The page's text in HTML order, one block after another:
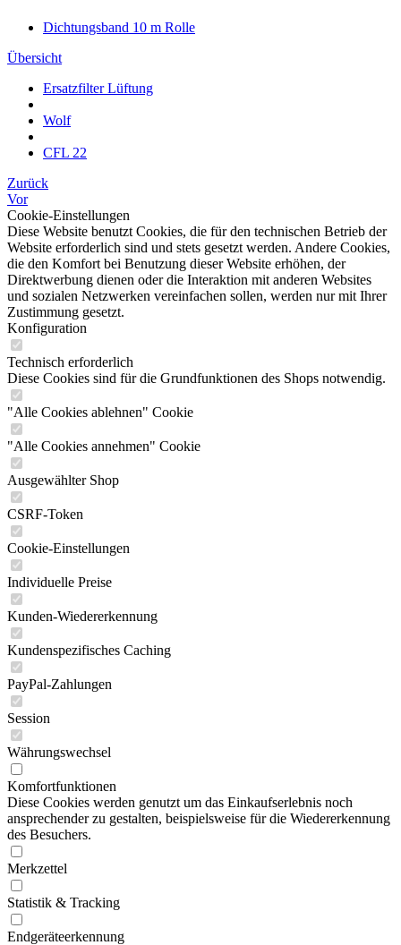
Dichtungsband 10 m Rolle
Übersicht
Ersatzfilter Lüftung
Wolf
CFL 22
Zurück
Vor
Cookie-Einstellungen
Diese Website benutzt Cookies, die für den technischen Betrieb der
Website erforderlich sind und stets gesetzt werden. Andere Cookies,
die den Komfort bei Benutzung dieser Website erhöhen, der
Direktwerbung dienen oder die Interaktion mit anderen Websites
und sozialen Netzwerken vereinfachen sollen, werden nur mit Ihrer
Zustimmung gesetzt.
Konfiguration
Technisch erforderlich
Diese Cookies sind für die Grundfunktionen des Shops notwendig.
"Alle Cookies ablehnen" Cookie
"Alle Cookies annehmen" Cookie
Ausgewählter Shop
CSRF-Token
Cookie-Einstellungen
Individuelle Preise
Kunden-Wiedererkennung
Kundenspezifisches Caching
PayPal-Zahlungen
Session
Währungswechsel
Komfortfunktionen
Diese Cookies werden genutzt um das Einkaufserlebnis noch
ansprechender zu gestalten, beispielsweise für die Wiedererkennung
des Besuchers.
Merkzettel
Statistik & Tracking
Endgeräteerkennung